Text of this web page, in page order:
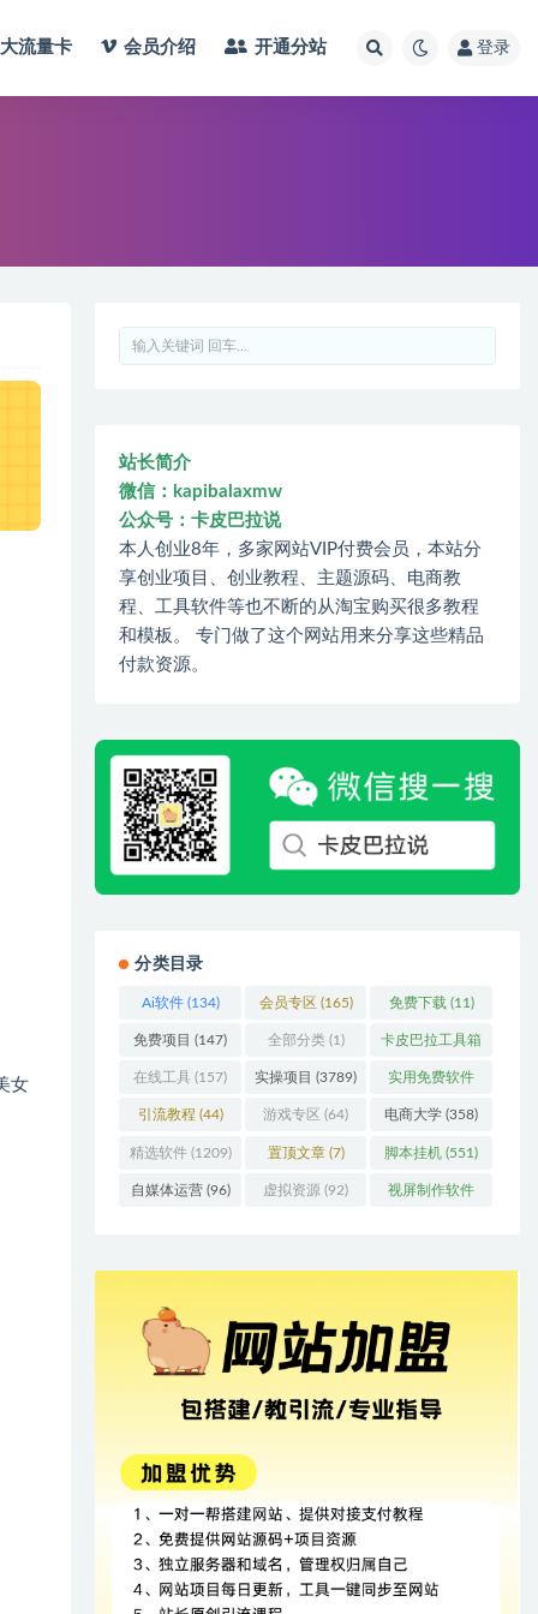
大流量卡 会员介绍 开通分站 登录
女
站长简介
微信：kapibalaxmw
公众号：卡皮巴拉说
本人创业8年，多家网站VIP付费会员，本站分
享创业项目、创业教程、主题源码、电商教
程、工具软件等也不断的从淘宝购买很多教程
和模板。 专门做了这个网站用来分享这些精品
付款资源。
分类目录
Ai软件(134) 会员专区 (165) 免费下载 (11)
免费项目 (147) 全部分类(1) 卡皮巴拉工具箱
(3)
在线工具 (157) 实操项目 (3789) 实用免费软件
(415)
引流教程 (44) 游戏专区 (64) 电商大学 (358)
精选软件(1209) 置顶文章(7) 脚本挂机 (551)
自媒体运营(96) 虚拟资源 (92) 视屏制作软件